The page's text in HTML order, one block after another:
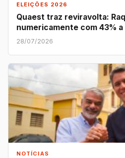
ELEIÇÕES 2026
Quaest traz reviravolta:
numericamente com 43% a
28/07/2026
NOTÍCIAS